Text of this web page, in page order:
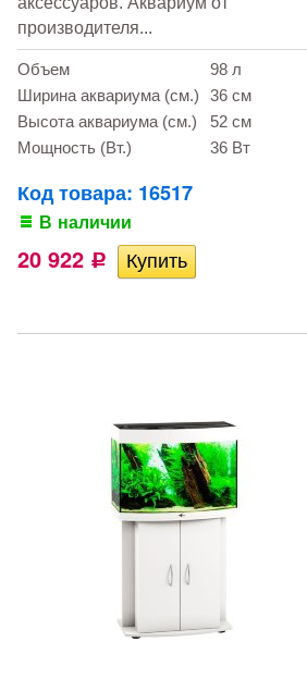
производителя...
Объем
98 л
Ширина аквариума (см.)
36 см
Высота аквариума (см.)
52 см
Мощность (Вт.)
36 Вт
Код товара: 16517
В наличии
20 922 Р